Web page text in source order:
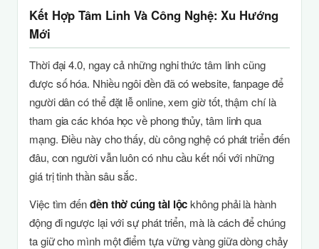
Kết Hợp Tâm Linh Và Công Nghệ: Xu Hướng
Mới
Thời đại 4.0, ngay cả những nghi thức tâm linh cũng
được số hóa. Nhiều ngôi đền đã có website, fanpage để
người dân có thể đặt lễ online, xem giờ tốt, thậm chí là
tham gia các khóa học về phong thủy, tâm linh qua
mạng. Điều này cho thấy, dù công nghệ có phát triển đến
đâu, con người vẫn luôn có nhu cầu kết nối với những
giá trị tinh thần sâu sắc.
Việc tìm đếnđền thờ cúng tài lộckhông phải là hành
động đi ngược lại với sự phát triển, mà là cách để chúng
ta giữ cho mình một điểm tựa vững vàng giữa dòng chảy